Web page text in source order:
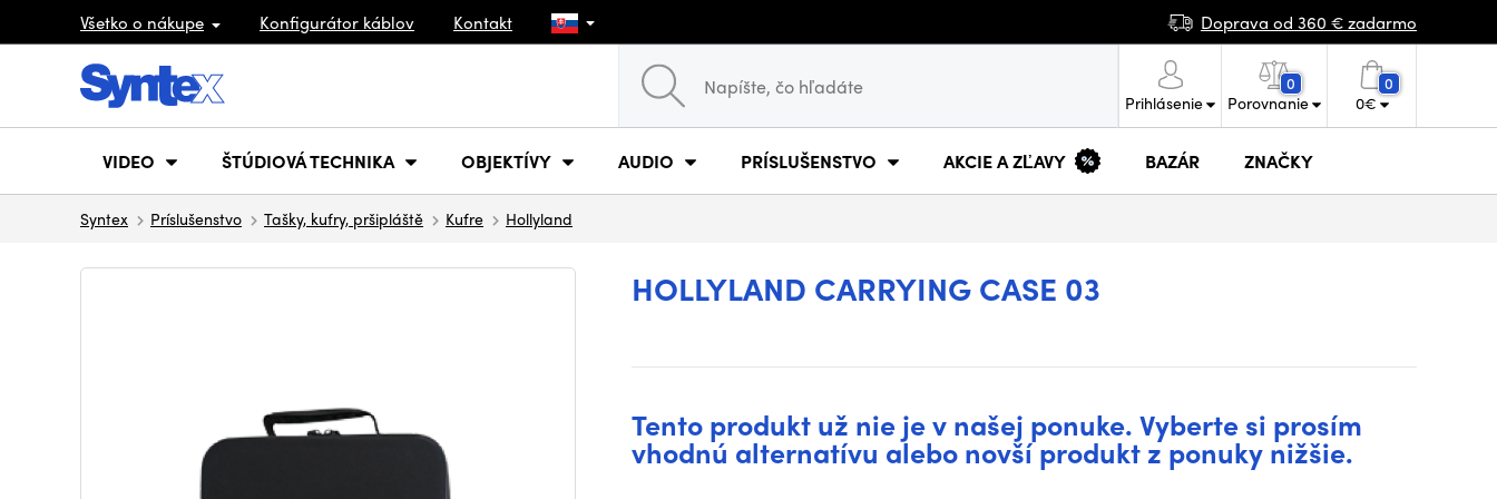
Všetko o nákupe Konfigurátor káblov Kontakt Doprava od 360 € zadarmo
Prihlásenie
0
Porovnanie
0
0€
VIDEO ŠTÚDIOVÁ TECHNIKA OBJEKTÍVY AUDIO PRÍSLUŠENSTVO AKCIE A ZĽAVY BAZÁR ZNAČKY
Syntex Príslušenstvo Tašky, kufry, pršipláště Kufre Hollyland
HOLLYLAND CARRYING CASE 03
Tento produkt už nie je v našej ponuke. Vyberte si prosím
vhodnú alternatívu alebo novší produkt z ponuky nižšie.